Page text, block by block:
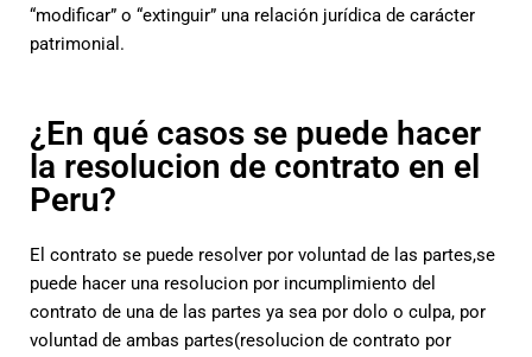
“modificar” o “extinguir” una relación jurídica de carácter
patrimonial.
¿En qué casos se puede hacer
la resolucion de contrato en el
Peru?
El contrato se puede resolver por voluntad de las partes,se
puede hacer una resolucion por incumplimiento del
contrato de una de las partes ya sea por dolo o culpa, por
voluntad de ambas partes(resolucion de contrato por